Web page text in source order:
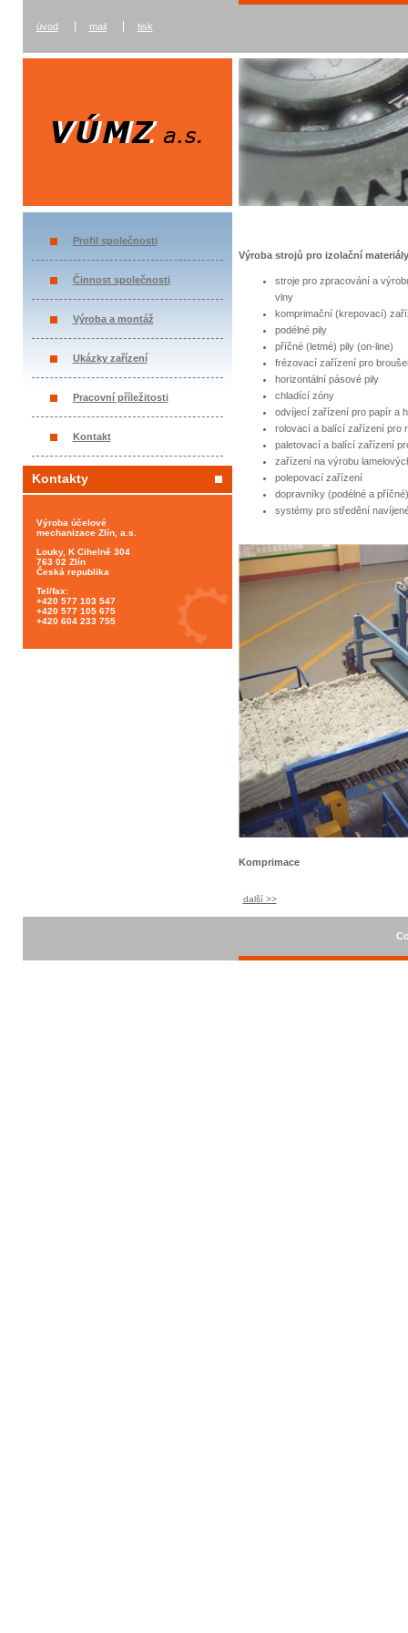
úvod mail tisk
Profil společnosti
Činnost společnosti
Výroba a montáž
Ukázky zařízení
Pracovní příležitosti
Kontakt
Kontakty
Výroba účelové
mechanizace Zlín, a.s.
Louky, K Cihelně 304
763 02 Zlín
Česká republika
Tel/fax:
+420 577 103 547
+420 577 105 675
+420 604 233 755
Výroba strojů pro izolační materiály
stroje pro zpracování a
vlny
komprimační (krepovací)
podélné pily
příčné (letmé) pily (on-line)
frézovací zařízení pro
horizontální pásové pily
chladící zóny
odvíjecí zařízení pro papír a
rolovací a balící zařízení pro
paletovací a balící zařízení
zařízení na výrobu
polepovací zařízení
dopravníky (podélné a
systémy pro středění
Komprimace
další >>